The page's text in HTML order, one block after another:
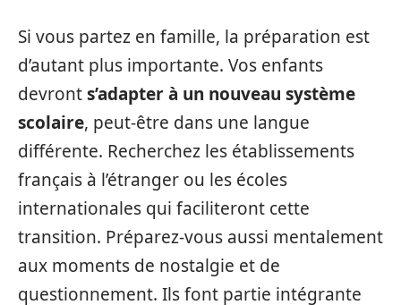
Si vous partez en famille, la préparation est
d’autant plus importante. Vos enfants
devronts’adapter à un nouveau système
scolaire, peut-être dans une langue
différente. Recherchez les établissements
français à l’étranger ou les écoles
internationales qui faciliteront cette
transition. Préparez-vous aussi mentalement
aux moments de nostalgie et de
questionnement. Ils font partie intégrante